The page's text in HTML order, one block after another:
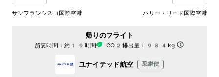
サンフランシスコ国際空港 ハリー・リード国際空港
帰りのフライト
所要時間： 約19時間 CO2排出量： 984kg
ユナイテッド航空 乗継便